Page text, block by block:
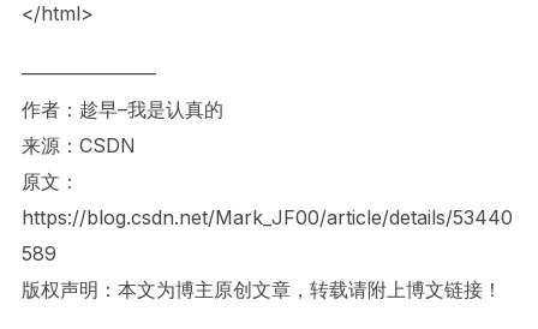
</html>
———————
作者：趁早–我是认真的
来源：CSDN
原文：
https://blog.csdn.net/Mark_JF00/article/details/53440
589
版权声明：本文为博主原创文章，转载请附上博文链接！